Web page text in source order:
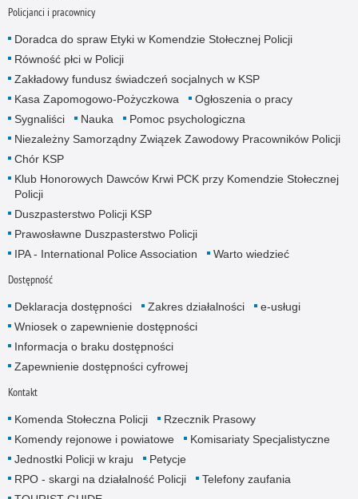
Policjanci i pracownicy
Doradca do spraw Etyki w Komendzie Stołecznej Policji
Równość płci w Policji
Zakładowy fundusz świadczeń socjalnych w KSP
Kasa Zapomogowo-Pożyczkowa
Ogłoszenia o pracy
Sygnaliści
Nauka
Pomoc psychologiczna
Niezależny Samorządny Związek Zawodowy Pracowników Policji
Chór KSP
Klub Honorowych Dawców Krwi PCK przy Komendzie Stołecznej
Policji
Duszpasterstwo Policji KSP
Prawosławne Duszpasterstwo Policji
IPA - International Police Association
Warto wiedzieć
Dostępność
Deklaracja dostępności Zakres działalności
e-usługi
Wniosek o zapewnienie dostępności
Informacja o braku dostępności
Zapewnienie dostępności cyfrowej
Kontakt
Komenda Stołeczna Policji
Rzecznik Prasowy
Komendy rejonowe i powiatowe
Komisariaty Specjalistyczne
Jednostki Policji w kraju
Petycje
RPO - skargi na działalność Policji
Telefony zaufania